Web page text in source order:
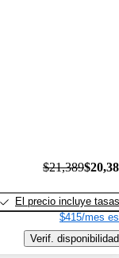
$21,389
El precio incluye tasas
$415/mes
Verif. disponibilidad